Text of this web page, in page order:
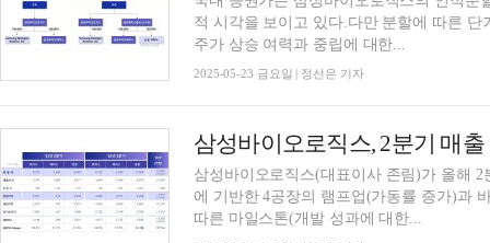
적 시각을 보이고 있다.다만 분할에 따른
주가 상승 여력과 중립에 대한...
2025-05-23 금요일 | 정선은 기자
삼성바이오로직스, 2분기 매
삼성바이오로직스(대표이사 존림)가 올해
에 기반한 4공장의 램프업(가동률 증가)과
따른 마일스톤(개발 성과에 대한...